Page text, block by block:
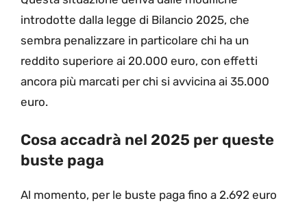
introdotte dalla legge di Bilancio 2025, che
sembra penalizzare in particolare chi ha un
reddito superiore ai 20.000 euro, con effetti
ancora più marcati per chi si avvicina ai 35.000
euro.
Cosa accadrà nel 2025 per queste
buste paga
Al momento, per le buste paga fino a 2.692 euro